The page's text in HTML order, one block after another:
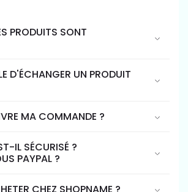
PRODUITS SONT
D'ÉCHANGER UN PRODUIT
MA COMMANDE ?
IL SÉCURISÉ ?
PAYPAL ?